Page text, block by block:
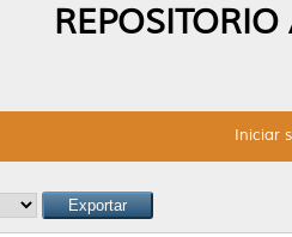
Iniciar